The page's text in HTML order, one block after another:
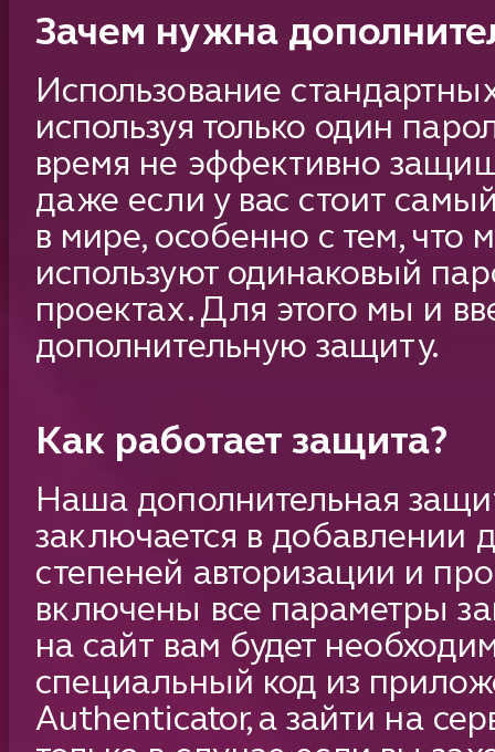
Зачем нужна
Использование
используя только один
время не эффективно
даже если у вас стоит
в мире, особенно с тем, что
используют одинаковый
проектах. Для этого мы и
дополнительную защиту.
Как работает защита?
Наша дополнительная
заключается в добавлении
степеней авторизации и
включены все параметры
на сайт вам будет
специальный код из
Authenticator, а зайти на